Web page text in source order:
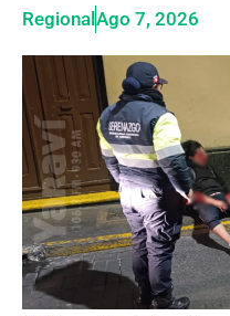
Regional Ago 7, 2026